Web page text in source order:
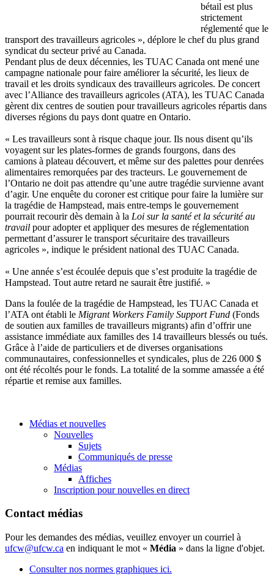
bétail est plus
strictement
réglementé que le
transport des travailleurs agricoles », déplore le chef du plus grand
syndicat du secteur privé au Canada.
Pendant plus de deux décennies, les TUAC Canada ont mené une
campagne nationale pour faire améliorerla sécurité, les lieux de
travail et les droits syndicaux des travailleurs agricoles. De concert
avec l’Alliance des travailleurs agricoles (ATA), les TUAC Canada
gèrent dix centres de soutien pourtravailleurs agricoles répartis dans
diverses régions du pays dont quatre en Ontario.
« Les travailleurs sont à risque chaque jour. Ils nous disent qu’ils
voyagent surles plates-formes de grands fourgons, dans des
camions à plateau découvert, et même surdes palettes pourdenrées
alimentaires remorquées par des tracteurs. Le gouvernement de
l’Ontario ne doit pas attendre qu’une autre tragédie survienne avant
d’agir. Une enquête du coronerest critique pour faire la lumière sur
la tragédie de Hampstead, mais entre-temps le gouvernement
pourrait recourir dès demain à la Loi surla santéet la sécuritéau
travail pour adopter et appliquerdes mesures de réglementation
permettant d’assurerle transport sécuritaire des travailleurs
agricoles », indique le président national des TUAC Canada.
« Une année s’est écoulée depuis que s’est produite la tragédie de
Hampstead. Tout autre retard ne saurait être justifié. »
Dans la foulée de la tragédie de Hampstead, les TUAC Canada et
l’ATA ont établi le Migrant Workers Family Support Fund (Fonds
de soutien aux familles de travailleurs migrants) afin d’offrir une
assistance immédiate aux familles des 14 travailleurs blessés ou tués.
Grâce à l’aide de particuliers et de diverses organisations
communautaires, confessionnelles et syndicales, plus de 226 000 $
ont été récoltés pour le fonds. La totalité de la somme amassée a été
répartie et remise aux familles.
Médias et nouvelles
Nouvelles
Sujets
Communiqués de presse
Médias
Affiches
Inscription pour nouvelles en direct
Contact médias
Pour les demandes des médias, veuillez envoyer un courriel à
ufcw@ufcw.ca en indiquant le mot « Média » dans la ligne d'objet.
Consulter nos normes graphiques ici.